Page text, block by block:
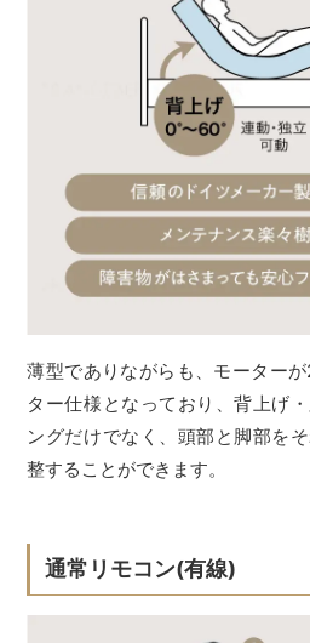
薄型でありながらも、モーター
ター仕様となっており、背上げ
ングだけでなく、頭部と脚部を
整することができます。
通常リモコン(有線)